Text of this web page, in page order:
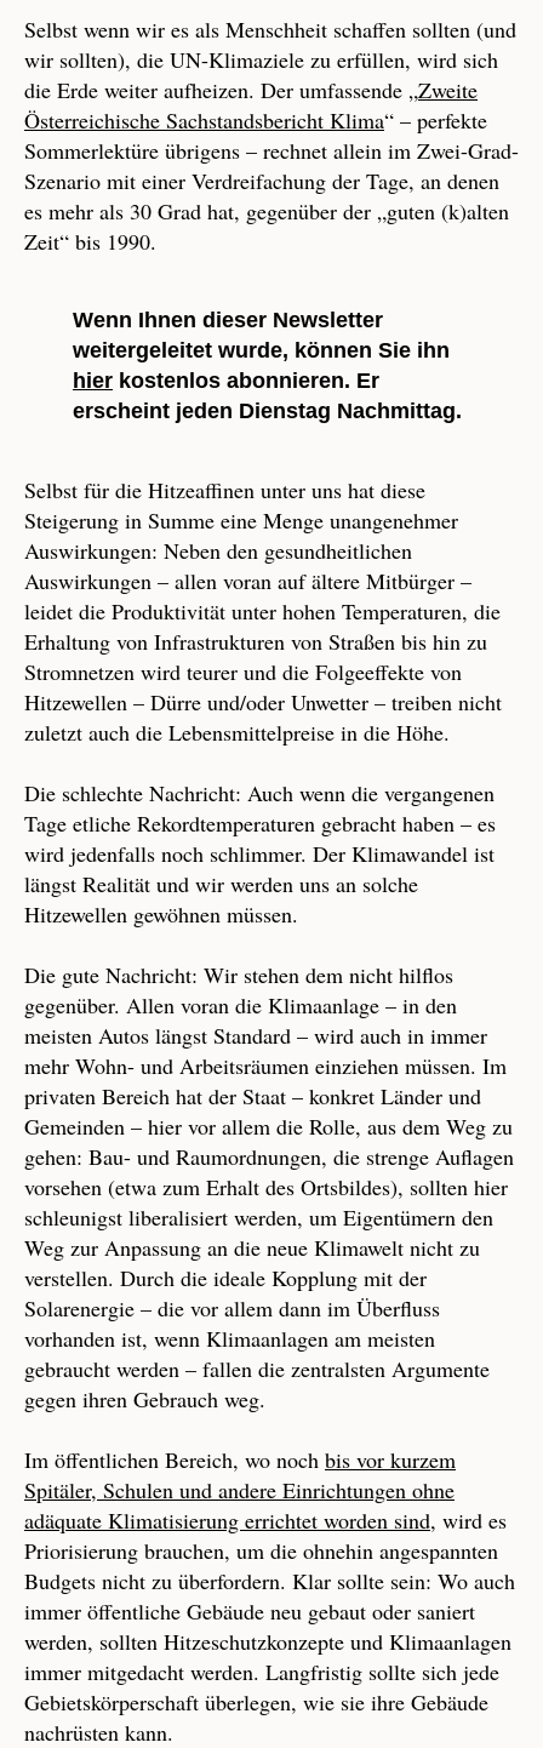
Selbst wenn wir es als Menschheit schaffen sollten (und
wir sollten), die UN-Klimaziele zu erfüllen, wird sich
die Erde weiter aufheizen. Der umfassende „Zweite
Österreichische Sachstandsbericht Klima“ – perfekte
Sommerlektüre übrigens – rechnet allein im Zwei-Grad-
Szenario mit einer Verdreifachung der Tage, an denen
es mehr als 30 Grad hat, gegenüber der „guten (k)alten
Zeit“ bis 1990.
Wenn Ihnen dieser Newsletter
weitergeleitet wurde, können Sie ihn
hier kostenlos abonnieren. Er
erscheint jeden Dienstag Nachmittag.
Selbst für die Hitzeaffinen unter uns hat diese
Steigerung in Summe eine Menge unangenehmer
Auswirkungen: Neben den gesundheitlichen
Auswirkungen – allen voran auf ältere Mitbürger –
leidet die Produktivität unter hohen Temperaturen, die
Erhaltung von Infrastrukturen von Straßen bis hin zu
Stromnetzen wird teurer und die Folgeeffekte von
Hitzewellen – Dürre und/oder Unwetter – treiben nicht
zuletzt auch die Lebensmittelpreise in die Höhe.
Die schlechte Nachricht: Auch wenn die vergangenen
Tage etliche Rekordtemperaturen gebracht haben – es
wird jedenfalls noch schlimmer. Der Klimawandel ist
längst Realität und wir werden uns an solche
Hitzewellen gewöhnen müssen.
Die gute Nachricht: Wir stehen dem nicht hilflos
gegenüber. Allen voran die Klimaanlage – in den
meisten Autos längst Standard – wird auch in immer
mehr Wohn- und Arbeitsräumen einziehen müssen. Im
privaten Bereich hat der Staat – konkret Länder und
Gemeinden – hier vor allem die Rolle, aus dem Weg zu
gehen: Bau- und Raumordnungen, die strenge Auflagen
vorsehen (etwa zum Erhalt des Ortsbildes), sollten hier
schleunigst liberalisiert werden, um Eigentümern den
Weg zur Anpassung an die neue Klimawelt nicht zu
verstellen. Durch die ideale Kopplung mit der
Solarenergie – die vor allem dann im Überfluss
vorhanden ist, wenn Klimaanlagen am meisten
gebraucht werden – fallen die zentralsten Argumente
gegen ihren Gebrauch weg.
Im öffentlichen Bereich, wo noch bis vor kurzem
Spitäler, Schulen und andere Einrichtungen ohne
adäquate Klimatisierung errichtet worden sind, wird es
Priorisierung brauchen, um die ohnehin angespannten
Budgets nicht zu überfordern. Klar sollte sein: Wo auch
immer öffentliche Gebäude neu gebaut oder saniert
werden, sollten Hitzeschutzkonzepte und Klimaanlagen
immer mitgedacht werden. Langfristig sollte sich jede
Gebietskörperschaft überlegen, wie sie ihre Gebäude
nachrüsten kann.